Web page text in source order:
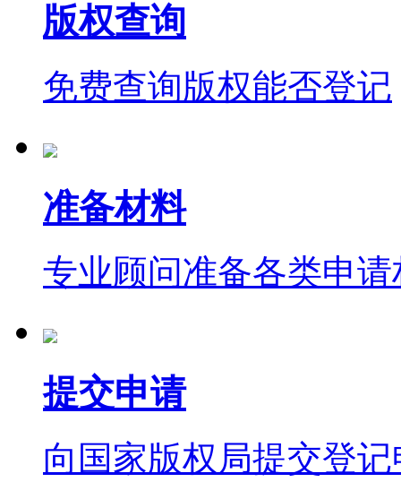
版权查询
免费查询版权能否登记
准备材料
专业顾问准备各类申请
提交申请
向国家版权局提交登记